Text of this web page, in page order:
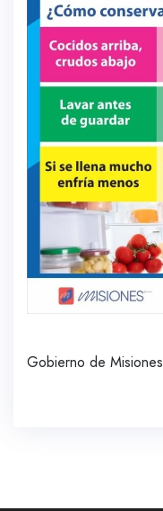
Gobierno de Misiones